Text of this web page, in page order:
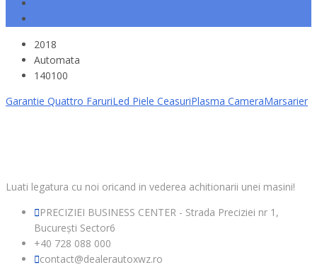
2018
Automata
140100
Garantie Quattro FaruriLed Piele CeasuriPlasma CameraMarsarier
Luati legatura cu noi oricand in vederea achitionarii unei masini!
PRECIZIEI BUSINESS CENTER - Strada Preciziei nr 1,
București Sector6
+40 728 088 000
contact@dealerautoxwz.ro